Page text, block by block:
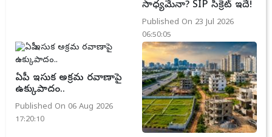
సాధ్యమేనా? SIP సీక్రెట్ ఇదే!
Published On 23 Jul 2026
06:50:05
ఏపీ ఇసుక అక్రమ రవాణాపై
ఉక్కుపాదం..
Published On 06 Aug 2026
17:20:10